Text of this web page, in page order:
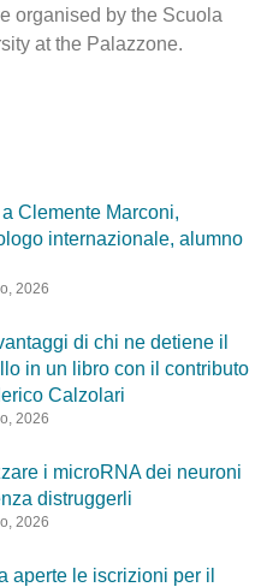
organised by the Scuola
at the Palazzone.
Clemente Marconi,
internazionale, alumno
2026
di chi ne detiene il
in un libro con il contributo
Calzolari
2026
i microRNA dei neuroni
distruggerli
2026
aperte le iscrizioni per il